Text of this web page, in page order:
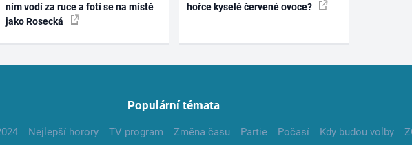
ním vodí za ruce a fotí se na místě
jako Rosecká
hořce kyselé červené ovoce?
Populární témata
Nejlepší horory TV program Změna času Partie Počasí Kdy budou volby